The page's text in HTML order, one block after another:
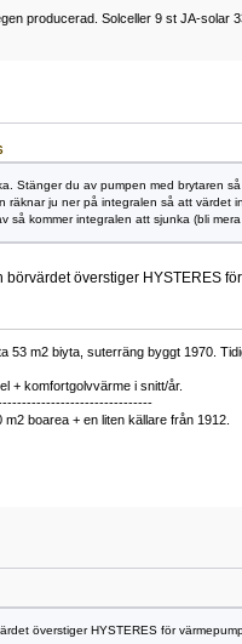
producerad. Solceller 9 st JA-solar
Stänger du av pumpen med brytaren
räknar ju ner på integralen så att värdet
kommer integralen att sjunka (bli
överstiger HYSTERES
53 m2 biyta, suterräng byggt 1970.
+ komfortgolvvärme i snitt/år.
boarea + en liten källare från 1912.
överstiger HYSTERES för